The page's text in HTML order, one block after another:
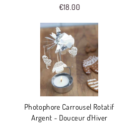
€18.00
Photophore Carrousel Rotatif
Argent - Douceur d'Hiver